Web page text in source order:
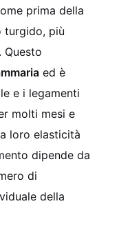
prima della
turgido, più
Questo
ed è
e i legamenti
molti mesi e
loro elasticità
dipende da
di
della